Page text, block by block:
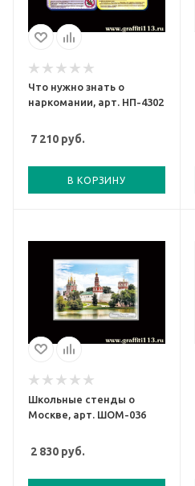
Что нужно знать о
наркомании, арт. НП-4302
7 210 руб.
В КОРЗИНУ
Школьные стенды о
Москве, арт. ШОМ-036
2 830 руб.